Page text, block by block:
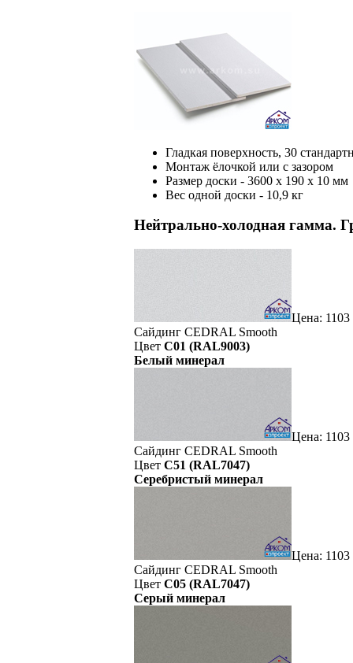
Гладкая поверхность, 30
Монтаж ёлочкой или с зазором
Размер доски - 3600 х 190 х 10 мм
Вес одной доски - 10,9 кг
Нейтрально-холодная
Цена:
Сайдинг CEDRAL Smooth
Цвет C01 (RAL9003)
Белый минерал
Цена:
Сайдинг CEDRAL Smooth
Цвет C51 (RAL7047)
Серебристый минерал
Цена:
Сайдинг CEDRAL Smooth
Цвет C05 (RAL7047)
Серый минерал